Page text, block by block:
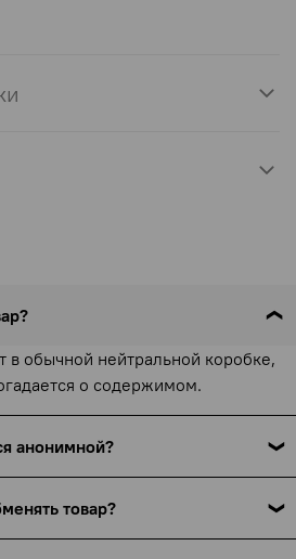
в обычной нейтральной коробке,
о содержимом.
анонимной?
наименование товара в
закона. Мы указываем
товар?